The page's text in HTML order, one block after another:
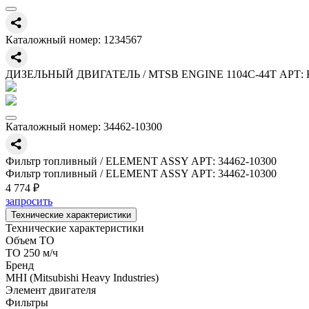
Каталожный номер: 1234567
ДИЗЕЛЬНЫЙ ДВИГАТЕЛЬ / MTSB ENGINE 1104C-44T АРТ:
Каталожный номер: 34462-10300
Фильтр топливный / ELEMENT ASSY АРТ: 34462-10300
Фильтр топливный / ELEMENT ASSY АРТ: 34462-10300
4 774 ₽
запросить
Технические характеристики
Технические характеристики
Объем ТО
ТО 250 м/ч
Бренд
MHI (Mitsubishi Heavy Industries)
Элемент двигателя
Фильтры